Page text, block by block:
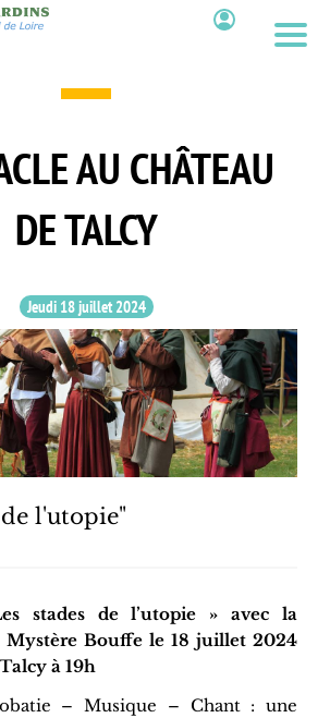
AU CHÂTEAU
DE TALCY
Jeudi 18 juillet 2024
de l'utopie"
stades de l’utopie » avec la
Mystère Bouffe le 18 juillet 2024
à 19h
– Musique – Chant : une